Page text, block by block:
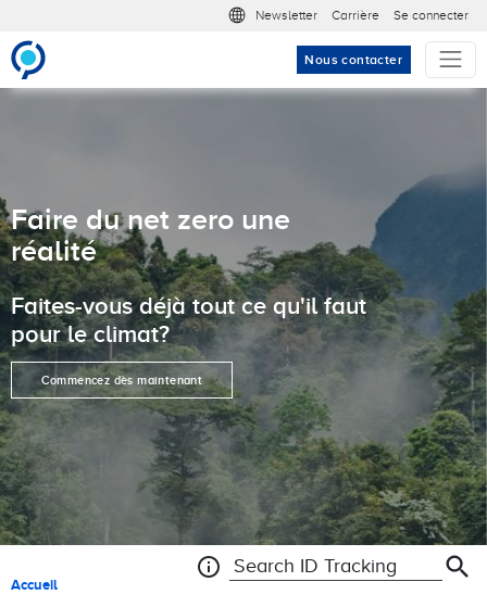
Meta nav
Newsletter Carrière Se connecter
Nous contacter
Faire du net zero une
réalité
Faites-vous déjà tout ce qu'il faut
pour le climat?
Commencez dès maintenant
Fil d'Ariane
Accueil
info
Search ID Tracking search